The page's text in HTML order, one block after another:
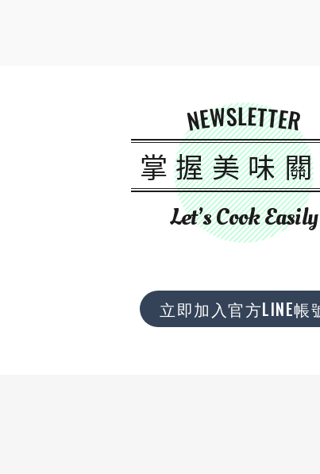
NEWSLETTER
掌握美味
Let’s Cook Easily
立即加入官方LINE帳